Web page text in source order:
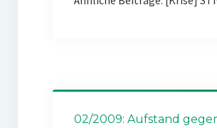
02/2009: Aufstand